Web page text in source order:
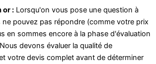
or : Lorsqu'on vous pose une question à
ne pouvez pas répondre (comme votre prix
en sommes encore à la phase d'évaluation
devons évaluer la qualité de
votre devis complet avant de déterminer